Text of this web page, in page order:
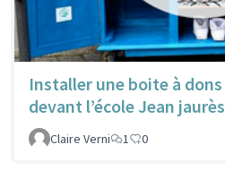
Installer une boite à dons
devant l’école Jean jaurès
Claire Verni
1 0